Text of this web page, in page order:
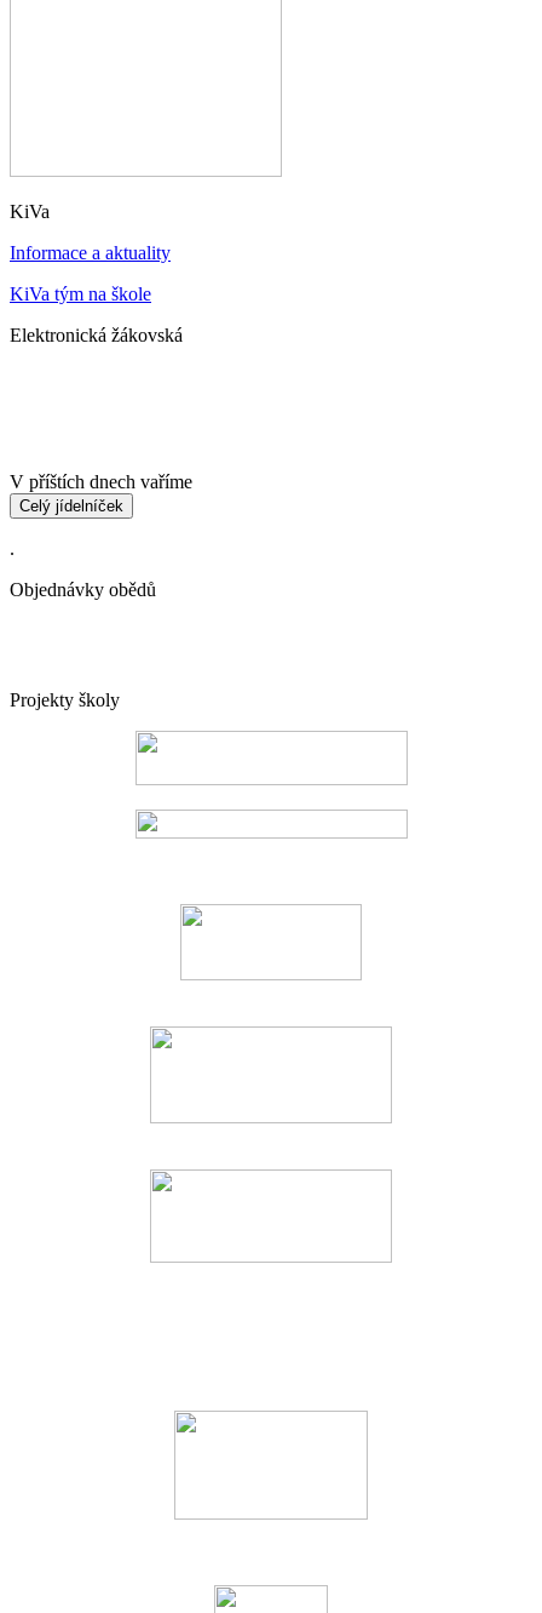
KiVa
Informace a aktuality
KiVa tým na škole
Elektronická žákovská
V příštích dnech vaříme
Celý jídelníček
.
Objednávky obědů
Projekty školy